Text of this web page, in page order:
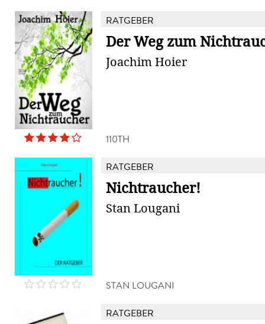
RATGEBER
Der Weg zum
Joachim Hoier
110TH
RATGEBER
Nichtraucher!
Stan Lougani
STAN LOUGANI
RATGEBER